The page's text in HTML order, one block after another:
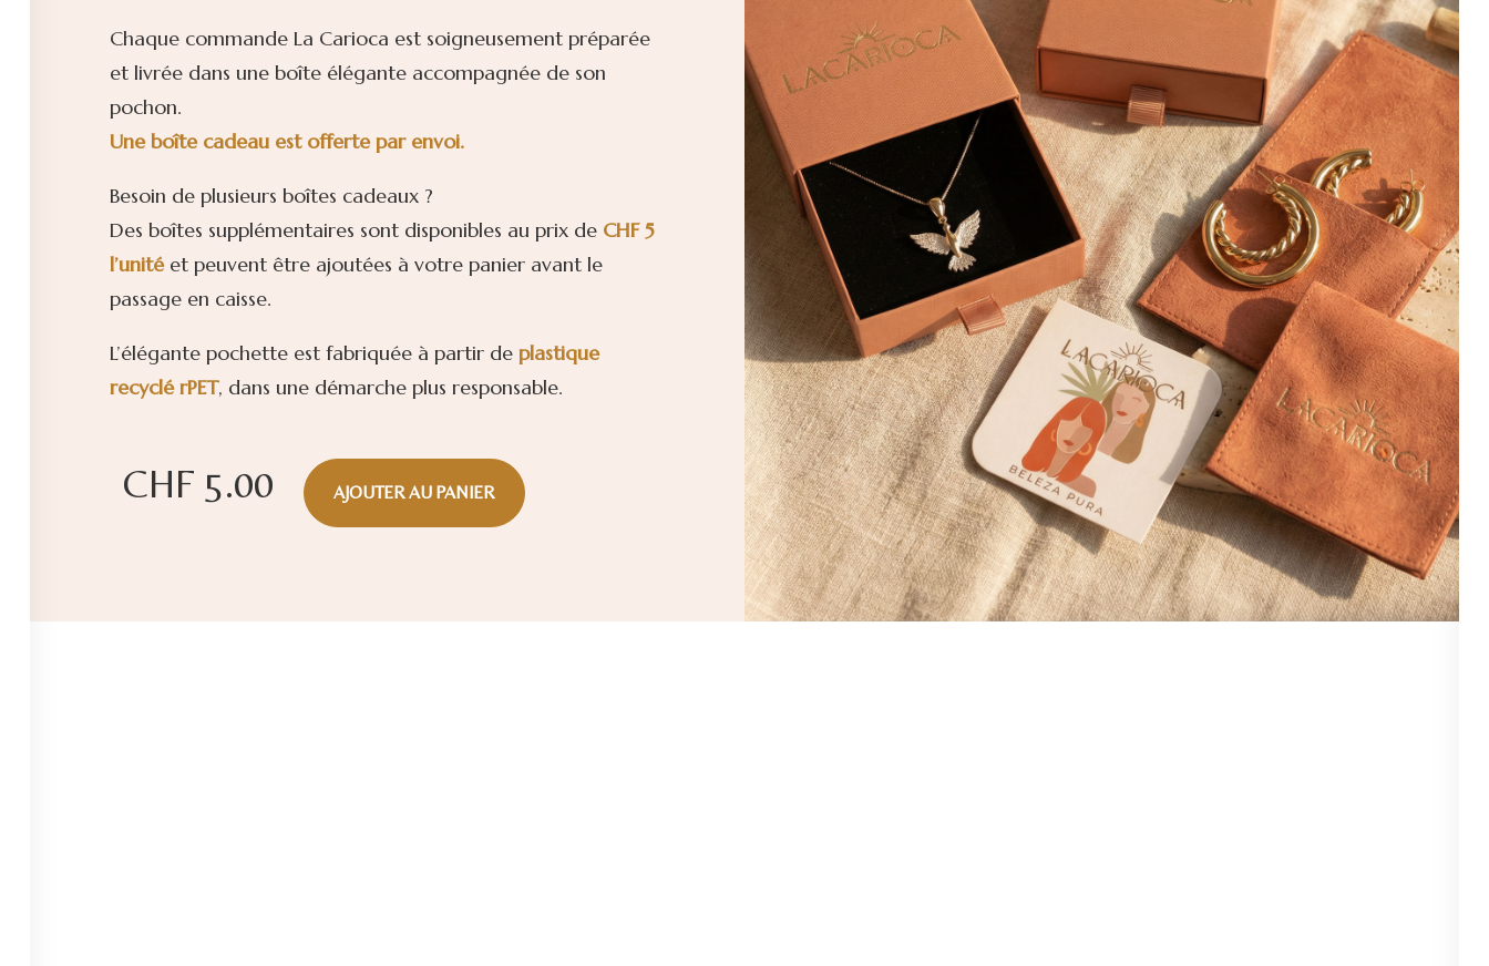
Chaque commande La Carioca est soigneusement préparée
et livrée dans une boîte élégante accompagnée de son
pochon.
Une boîte cadeau est offerte par envoi.
Besoin de plusieurs boîtes cadeaux ?
Des boîtes supplémentaires sont disponibles au prix de CHF 5
l’unitéet peuvent être ajoutées à votre panier avant le
passage en caisse.
L’élégante pochette est fabriquée à partir de plastique
recyclé rPET, dans une démarche plus responsable.
CHF 5.00 AJOUTER AU PANIER